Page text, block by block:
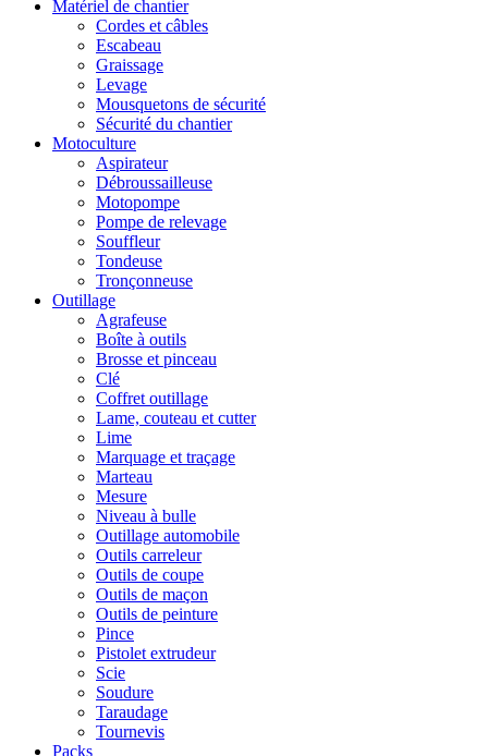
Matériel de chantier
Cordes et câbles
Escabeau
Graissage
Levage
Mousquetons de sécurité
Sécurité du chantier
Motoculture
Aspirateur
Débroussailleuse
Motopompe
Pompe de relevage
Souffleur
Tondeuse
Tronçonneuse
Outillage
Agrafeuse
Boîte à outils
Brosse et pinceau
Clé
Coffret outillage
Lame, couteau et cutter
Lime
Marquage et traçage
Marteau
Mesure
Niveau à bulle
Outillage automobile
Outils carreleur
Outils de coupe
Outils de maçon
Outils de peinture
Pince
Pistolet extrudeur
Scie
Soudure
Taraudage
Tournevis
Packs